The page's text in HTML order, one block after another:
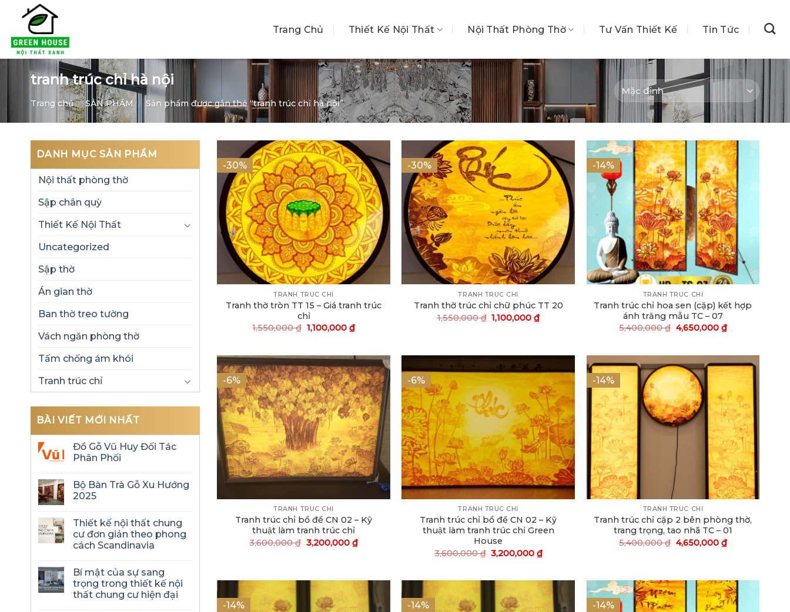
content
Trang Chủ Thiết Kế Nội Thất Nội Thất Phòng Thờ Tư Vấn Thiết Kế Tin Tức
tranh trúc chỉ hà nội
Trang chủ / SẢN PHẨM / Sản phẩm được gắn thẻ “tranh trúc chỉ hà nội”
DANH MỤC SẢN PHẨM
Nội thất phòng thờ
Sập chân quỳ
Thiết Kế Nội Thất
Uncategorized
Sập thờ
Án gian thờ
Ban thờ treo tường
Vách ngăn phòng thờ
Tấm chống ám khói
Tranh trúc chỉ
BÀI VIẾT MỚI NHẤT
Đồ Gỗ Vũ Huy Đối Tác
Phân Phối
Bộ Bàn Trà Gỗ Xu Hướng
2025
Thiết kế nội thất chung
cư đơn giản theo phong
cách Scandinavia
Bí mật của sự sang
trọng trong thiết kế nội
thất chung cư hiện đại
-30%
TRANH TRÚC CHỈ
Tranh thờ tròn TT 15 – Giá tranh trúc
chỉ
1,550,000₫ 1,100,000 ₫
-30%
TRANH TRÚC CHỈ
Tranh thờ trúc chỉ chữ phúc TT 20
1,550,000₫ 1,100,000 ₫
-14%
TRANH TRÚC CHỈ
Tranh trúc chỉ hoa sen (cặp) kết hợp
ánh trăng mẫu TC – 07
5,400,000₫ 4,650,000 ₫
-6%
TRANH TRÚC CHỈ
Tranh trúc chỉ bồ đề CN 02 – Kỹ
thuật làm tranh trúc chỉ
3,600,000₫ 3,200,000 ₫
-6%
TRANH TRÚC CHỈ
Tranh trúc chỉ bồ đề CN 02 – Kỹ
thuật làm tranh trúc chỉ Green
House
3,600,000₫ 3,200,000 ₫
-14%
TRANH TRÚC CHỈ
Tranh trúc chỉ cặp 2 bên phòng thờ,
trang trọng, tao nhã TC – 01
5,400,000₫ 4,650,000 ₫
-14% -14% -14%